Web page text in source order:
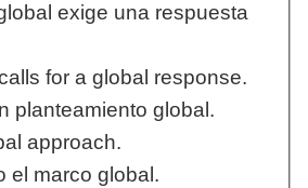
exige una respuesta
for a global response.
planteamiento global.
approach.
el marco global.